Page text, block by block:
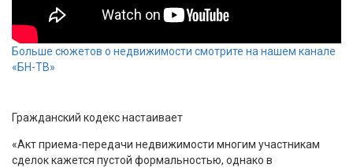
Больше сюжетов о недвижимости смотрите на нашем канале
«БН-ТВ»
Гражданский кодекс настаивает
«Акт приема-передачи недвижимости многим участникам
сделок кажется пустой формальностью, однако в